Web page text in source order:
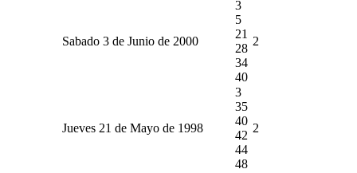
Sabado 3 de Junio de 2000
3
5
21
28
34
40
2
Jueves 21 de Mayo de 1998
3
35
40
42
44
48
2